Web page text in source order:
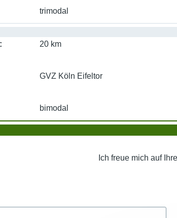
trimodal
20 km
GVZ Köln Eifeltor
bimodal
Ich freue mich auf